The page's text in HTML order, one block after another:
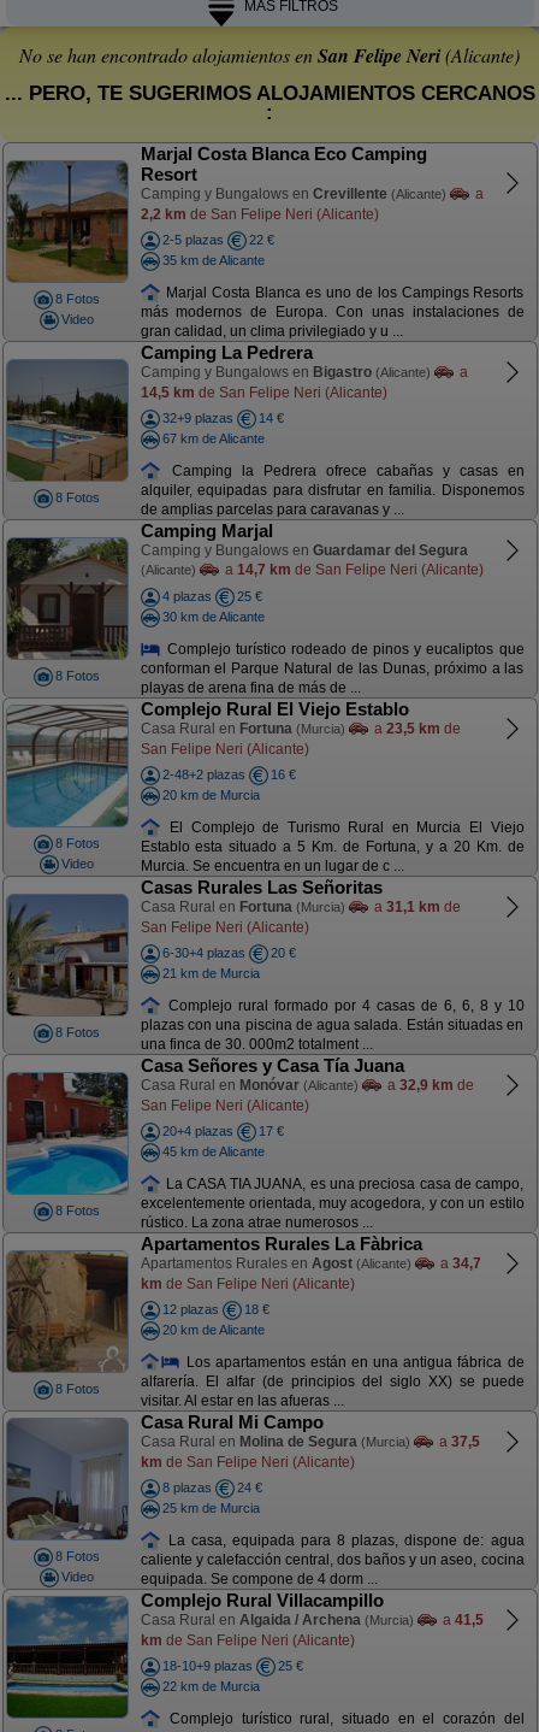
MÁS FILTROS
No se han encontrado alojamientos enSan Felipe Neri(Alicante)
... PERO, TE SUGERIMOS ALOJAMIENTOS CERCANOS
:
8 Fotos
Video
Marjal Costa Blanca Eco Camping
Resort
Camping y Bungalows en Crevillente (Alicante)
a
2,2 km de San Felipe Neri (Alicante)
2-5 plazas
22 €
35 km de Alicante
Marjal Costa Blanca es uno de los Campings Resorts
más modernos de Europa. Con unas instalaciones de
gran calidad, un clima privilegiado y u ...
8 Fotos
Camping La Pedrera
Camping y Bungalows en Bigastro (Alicante)
a
14,5 km de San Felipe Neri (Alicante)
32+9 plazas
14 €
67 km de Alicante
Camping la Pedrera ofrece cabañas y casas en
alquiler, equipadas para disfrutar en familia. Disponemos
de amplias parcelas para caravanas y ...
8 Fotos
Camping Marjal
Camping y Bungalows en Guardamar del Segura
(Alicante) a 14,7 km de San Felipe Neri (Alicante)
4 plazas
25 €
30 km de Alicante
Complejo turístico rodeado de pinos y eucaliptos que
conforman el Parque Natural de las Dunas, próximo a las
playas de arena fina de más de ...
8 Fotos
Video
Complejo Rural El Viejo Establo
Casa Rural en Fortuna (Murcia) a 23,5 km de
San Felipe Neri (Alicante)
2-48+2 plazas
16 €
20 km de Murcia
El Complejo de Turismo Rural en Murcia El Viejo
Establo esta situado a 5 Km. de Fortuna, y a 20 Km. de
Murcia. Se encuentra en un lugar de c ...
8 Fotos
Casas Rurales Las Señoritas
Casa Rural en Fortuna (Murcia) a 31,1 km de
San Felipe Neri (Alicante)
6-30+4 plazas
20 €
21 km de Murcia
Complejo rural formado por 4 casas de 6, 6, 8 y 10
plazas con una piscina de agua salada. Están situadas en
una finca de 30. 000m2 totalment ...
8 Fotos
Casa Señores y Casa Tía Juana
Casa Rural en Monóvar (Alicante) a 32,9 km de
San Felipe Neri (Alicante)
20+4 plazas
17 €
45 km de Alicante
La CASA TIA JUANA, es una preciosa casa de campo,
excelentemente orientada, muy acogedora, y con un estilo
rústico. La zona atrae numerosos ...
8 Fotos
Apartamentos Rurales La Fàbrica
Apartamentos Rurales en Agost (Alicante) a 34,7
km de San Felipe Neri (Alicante)
12 plazas
18 €
20 km de Alicante
Los apartamentos están en una antigua fábrica de
alfarería. El alfar (de principios del siglo XX) se puede
visitar. Al estar en las afueras ...
8 Fotos
Video
Casa Rural Mi Campo
Casa Rural en Molina de Segura (Murcia) a 37,5
km de San Felipe Neri (Alicante)
8 plazas
24 €
25 km de Murcia
La casa, equipada para 8 plazas, dispone de: agua
caliente y calefacción central, dos baños y un aseo, cocina
equipada. Se compone de 4 dorm ...
Complejo Rural Villacampillo
Casa Rural en Algaida / Archena (Murcia) a 41,5
km de San Felipe Neri (Alicante)
18-10+9 plazas
25 €
22 km de Murcia
Complejo turístico rural, situado en el corazón del